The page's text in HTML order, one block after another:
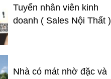
Tuyển nhân viên kinh
doanh ( Sales Nội Thất )
Nhà có mát nhờ đặc và